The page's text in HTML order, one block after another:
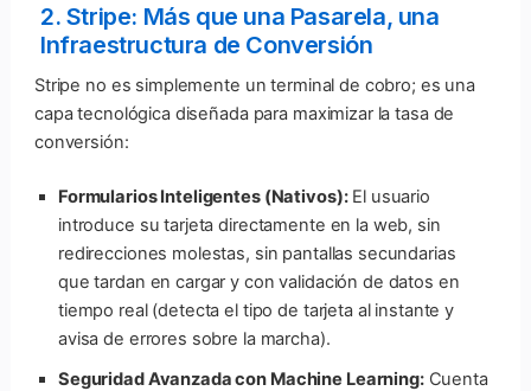
2. Stripe: Más que una Pasarela, una
Infraestructura de Conversión
Stripe no es simplemente un terminal de cobro; es una
capa tecnológica diseñada para maximizar la tasa de
conversión:
Formularios Inteligentes (Nativos):El usuario
introduce su tarjeta directamente en la web, sin
redirecciones molestas, sin pantallas secundarias
que tardan en cargar y con validación de datos en
tiempo real (detecta el tipo de tarjeta al instante y
avisa de errores sobre la marcha).
Seguridad Avanzada con Machine Learning:Cuenta